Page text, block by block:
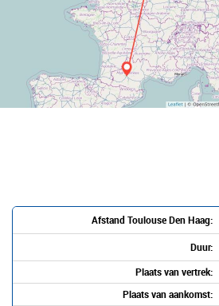
Afstand Toulouse Den Haag:
Duur:
Plaats van vertrek:
Plaats van aankomst: